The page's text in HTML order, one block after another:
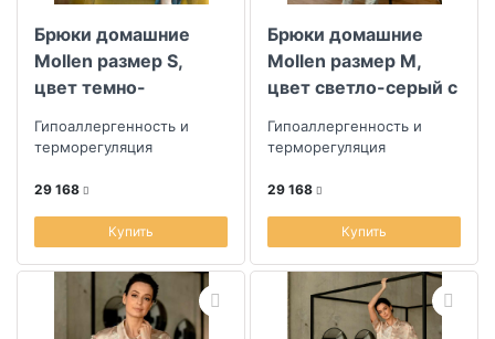
Брюки домашние
Mollen размер S,
цвет темно-
горох
Гипоаллергенность и
терморегуляция
29 168
Купить
Брюки домашние
Mollen размер M,
цвет светло-серый с
Гипоаллергенность и
терморегуляция
29 168
Купить